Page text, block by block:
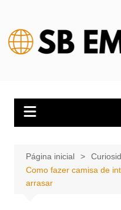
conteúdo
Página inicial
Como fazer camisa de
arrasar